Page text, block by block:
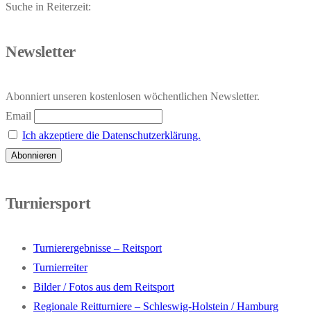
Suche in Reiterzeit:
Newsletter
Abonniert unseren kostenlosen wöchentlichen Newsletter.
Email
Ich akzeptiere die Datenschutzerklärung.
Turniersport
Turnierergebnisse – Reitsport
Turnierreiter
Bilder / Fotos aus dem Reitsport
Regionale Reitturniere – Schleswig-Holstein / Hamburg